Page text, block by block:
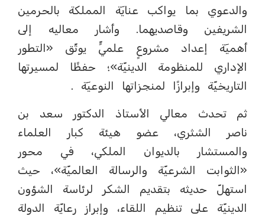
والدعوي بما يواكب عنايٓة المملكة بالحرمين
الشريفين وقاصديهما. وأشار معاليه إلى
أهميٓة إعداد مشروعٍ علميٍّ يوثّق «التطور
الإداري للمنظومة الدينيّة»؛ حفظًا لمسيرتها
التاريخيّة وإبرازًا لمنجزاتها النوعيٓة .
ثم تحدث معالي الأستاذ الدكتور سعد بن
ناصر الشثري، عضو هيئة كبار العلماء
والمستشار بالديوان الملكي، في محور
«الثوابت الشرعيّة والرسالة العالميّة»، حيث
استهلّ حديثه بتقديم الشكر لرئاسة الشؤون
الدينيّة على تنظيم اللقاء، وإبراز رعايّة الدولة